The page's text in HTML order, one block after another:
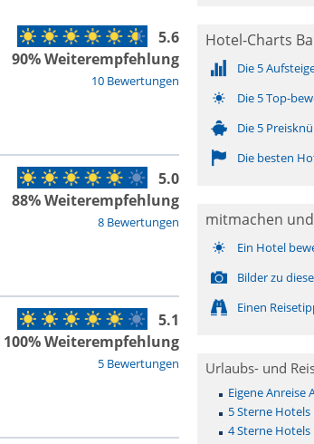
10 Bewertungen
5.6
90% Weiterempfehlung
8 Bewertungen
5.0
88% Weiterempfehlung
5 Bewertungen
5.1
100% Weiterempfehlung
Hotel-Charts
Die 5
Die 5 Top-
Die 5
Die besten
mitmachen
Ein Hotel
Bilder zu
Einen
Urlaubs- und
Eigene Anreise
5 Sterne Hotels
4 Sterne Hotels